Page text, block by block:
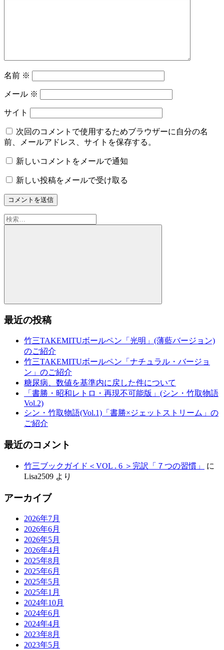
名前 ※
メール ※
サイト
次回のコメントで使用するためブラウザーに自分の名
前、メールアドレス、サイトを保存する。
新しいコメントをメールで通知
新しい投稿をメールで受け取る
検
索:
検
最近の投稿
竹三TAKEMITUボールペン「光明」(薄藍バージョン)
のご紹介
竹三TAKEMITUボールペン「ナチュラル・バージョ
ン」のご紹介
糖尿病、数値を基準内に戻した件について
「書勝・昭和レトロ・再現不可能版」(シン・竹取物語
Vol.2)
シン・竹取物語(Vol.1)「書勝×ジェットストリーム」の
ご紹介
最近のコメント
竹三ブックガイド＜VOL . 6 ＞完訳「７つの習慣」
に
Lisa2509 より
アーカイブ
2026年7月
2026年6月
2026年5月
2026年4月
2025年8月
2025年6月
2025年5月
2025年1月
2024年10月
2024年6月
2024年4月
2023年8月
2023年5月